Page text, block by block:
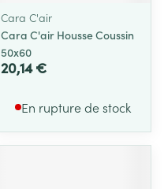
Cara C'air
Cara C'air Housse Coussin
50x60
20,14 €
En rupture de stock